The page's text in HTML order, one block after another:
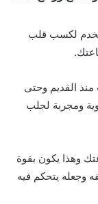
لكسب قلب
القديم وحتى
ومجربة لجلب
وهذا يكون بقوة
وجعله يتحكم فيه